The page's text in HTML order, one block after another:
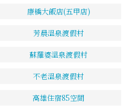
康橋大飯店(五甲店)
芳晨溫泉渡假村
蘇羅婆溫泉渡假村
不老溫泉渡假村
高雄住宿85空間